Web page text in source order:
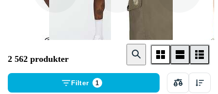
2 562 produkter
Filter 1